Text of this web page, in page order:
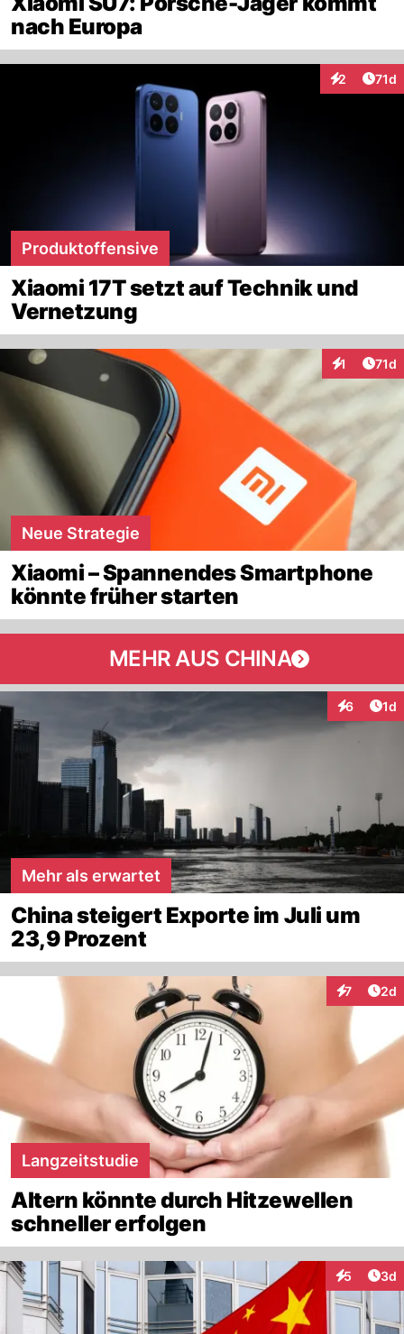
nach Europa
2 71d
Produktoffensive
Xiaomi 17T setzt auf Technik und
Vernetzung
1 71d
Neue Strategie
Xiaomi – Spannendes Smartphone
könnte früher starten
MEHR AUS CHINA
6 1d
Mehr als erwartet
China steigert Exporte im Juli um
23,9 Prozent
7 2d
Langzeitstudie
Altern könnte durch Hitzewellen
schneller erfolgen
5 3d